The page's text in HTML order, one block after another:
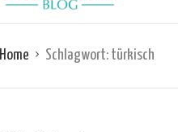
Home Schlagwort: türkisch